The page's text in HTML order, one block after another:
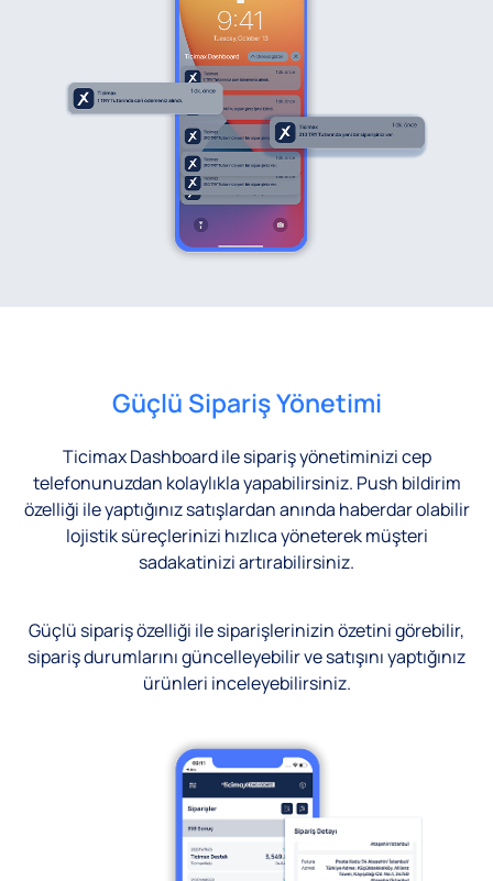
Güçlü Sipariş Yönetimi
Ticimax Dashboard ile sipariş yönetiminizi cep
telefonunuzdan kolaylıkla yapabilirsiniz. Push bildirim
özelliği ile yaptığınız satışlardan anında haberdar olabilir
lojistik süreçlerinizi hızlıca yöneterek müşteri
sadakatinizi artırabilirsiniz.
Güçlü sipariş özelliği ile siparişlerinizin özetini görebilir,
sipariş durumlarını güncelleyebilir ve satışını yaptığınız
ürünleri inceleyebilirsiniz.